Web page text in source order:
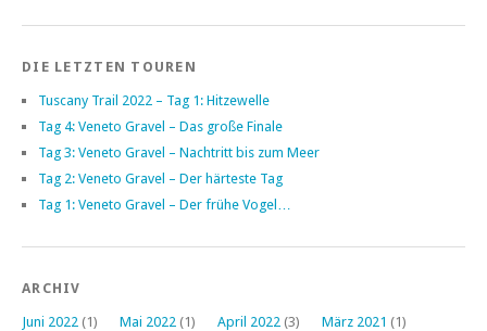
DIE LETZTEN TOUREN
Tuscany Trail 2022 – Tag 1: Hitzewelle
Tag 4: Veneto Gravel – Das große Finale
Tag 3: Veneto Gravel – Nachtritt bis zum Meer
Tag 2: Veneto Gravel – Der härteste Tag
Tag 1: Veneto Gravel – Der frühe Vogel…
ARCHIV
Juni 2022 (1) Mai 2022 (1) April 2022 (3) März 2021 (1)